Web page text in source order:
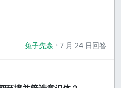
兔子先森 7 月 24 日回答